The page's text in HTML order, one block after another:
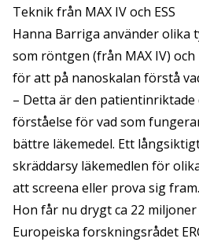
Teknik från MAX IV och ESS
Hanna Barriga använder
som röntgen (från MAX IV)
för att på nanoskalan förstå
– Detta är den patientinriktade
förståelse för vad som
bättre läkemedel. Ett
skräddarsy läkemedlen för
att screena eller prova sig fram.
Hon får nu drygt ca 22
Europeiska forskningsrådet